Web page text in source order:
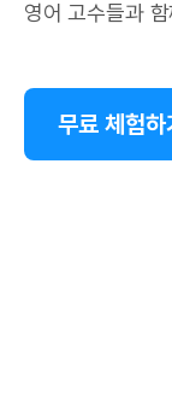
영어 고수들과
무료 체험하